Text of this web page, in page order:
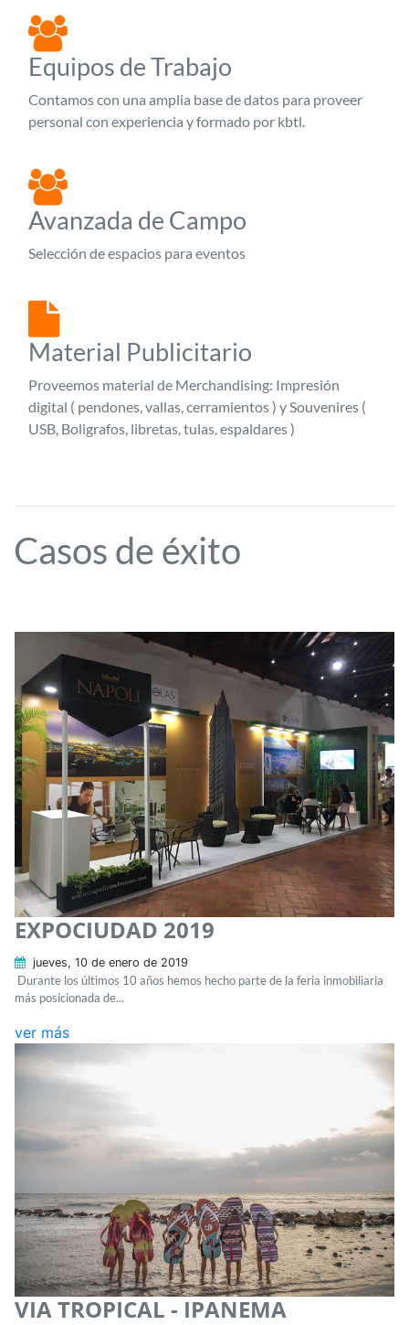
Equipos de Trabajo
Contamos con una amplia base de datos para proveer
personal con experiencia y formado por kbtl.
Avanzada de Campo
Selección de espacios para eventos
Material Publicitario
Proveemos material de Merchandising: Impresión
digital ( pendones, vallas, cerramientos ) y Souvenires (
USB, Boligrafos, libretas, tulas, espaldares )
Casos de éxito
EXPOCIUDAD 2019
jueves, 10 de enero de 2019
Durante los últimos 10 años hemos hecho parte de la feria inmobiliaria
más posicionada de...
ver más
VIA TROPICAL - IPANEMA